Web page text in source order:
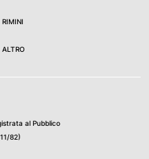
RIMINI
ALTRO
al Pubblico
82)